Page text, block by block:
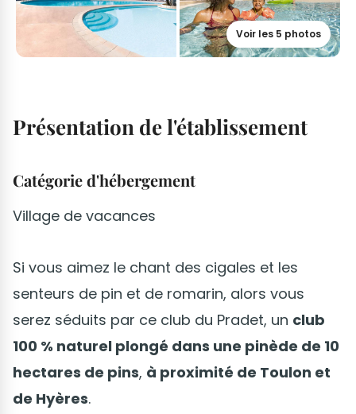
Voir les 5 photos
Présentation de l'établissement
Catégorie d'hébergement
Village de vacances
Si vous aimez le chant des cigales et les
senteurs de pin et de romarin, alors vous
serez séduits par ce club du Pradet, un club
100 % naturel plongé dans une pinède de 10
hectares de pins, à proximité de Toulon et
de Hyères.